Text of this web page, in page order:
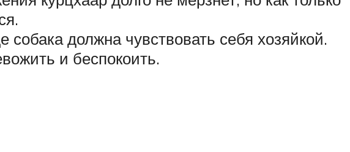
должна чувствовать себя хозяйкой.
и беспокоить.